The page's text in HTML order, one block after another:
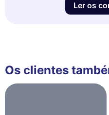
Ler os
Os clientes